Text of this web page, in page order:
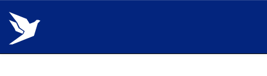
Skip
navigation